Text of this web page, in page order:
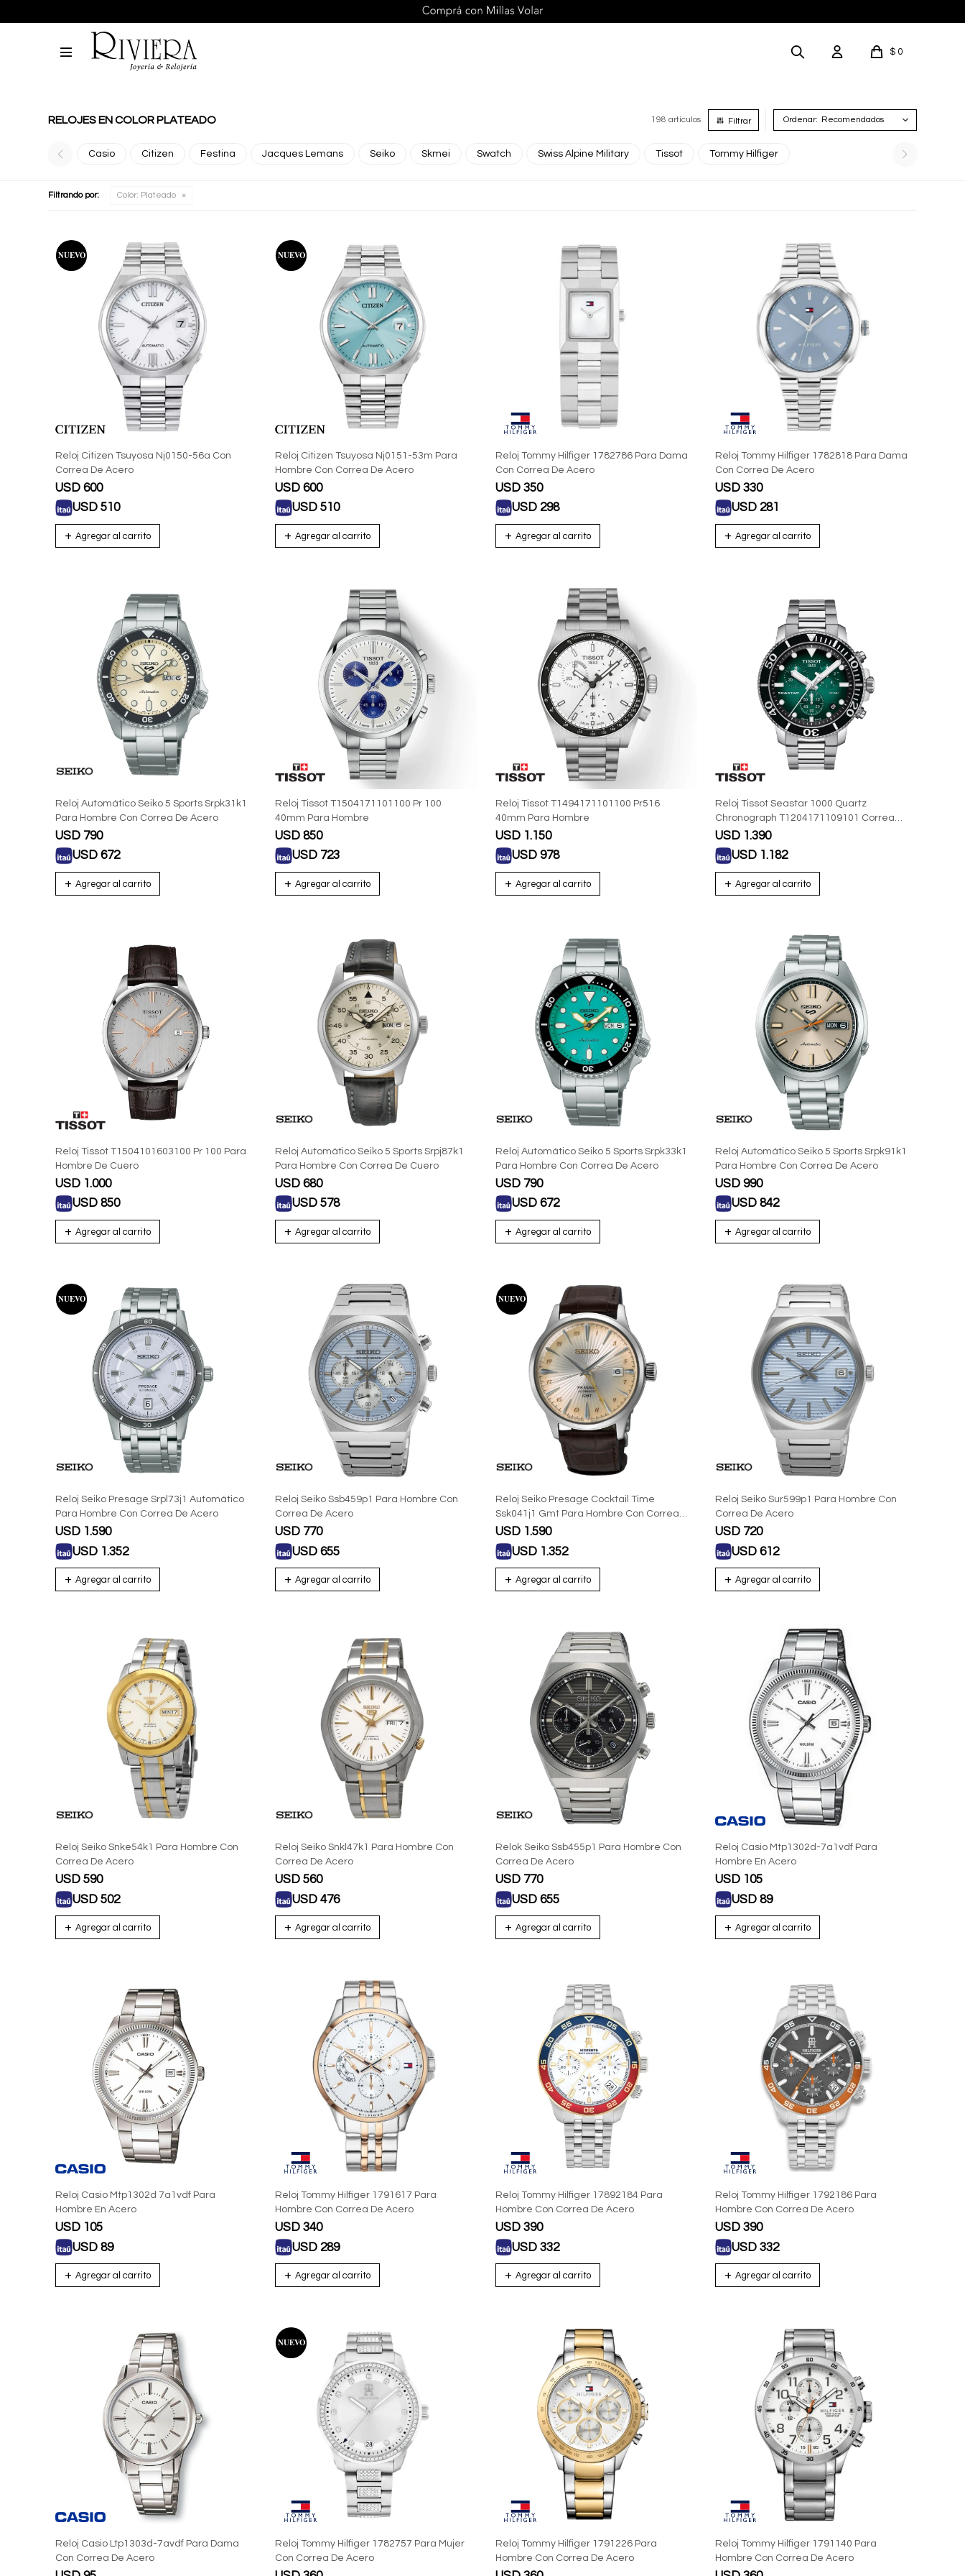
$ 0

RELOJES EN COLOR PLATEADO 198 artículos Recomendados
Casio Citizen Festina Jacques Lemans Seiko Skmei Swatch Swiss Alpine Military Tissot Tommy Hilfiger
Filtrando por: Color: Plateado
Reloj Citizen Tsuyosa Nj0150-56a Con
Correa De Acero
USD 600
USD 510
Reloj Citizen Tsuyosa Nj0151-53m Para
Hombre Con Correa De Acero
USD 600
USD 510
Reloj Tommy Hilfiger 1782786 Para Dama
Con Correa De Acero
USD 350
USD 298
Reloj Tommy Hilfiger 1782818 Para Dama
Con Correa De Acero
USD 330
USD 281
Reloj Automático Seiko 5 Sports Srpk31k1
Para Hombre Con Correa De Acero
USD 790
USD 672
Reloj Tissot T1504171101100 Pr 100
40mm Para Hombre
USD 850
USD 723
Reloj Tissot T1494171101100 Pr516
40mm Para Hombre
USD 1.150
USD 978
Reloj Tissot Seastar 1000 Quartz
Chronograph T1204171109101 Correa
Acero Para Hombre
USD 1.390
USD 1.182
Reloj Tissot T1504101603100 Pr 100 Para
Hombre De Cuero
USD 1.000
USD 850
Reloj Automático Seiko 5 Sports Srpj87k1
Para Hombre Con Correa De Cuero
USD 680
USD 578
Reloj Automático Seiko 5 Sports Srpk33k1
Para Hombre Con Correa De Acero
USD 790
USD 672
Reloj Automático Seiko 5 Sports Srpk91k1
Para Hombre Con Correa De Acero
USD 990
USD 842
Reloj Seiko Presage Srpl73j1 Automático
Para Hombre Con Correa De Acero
USD 1.590
USD 1.352
Reloj Seiko Ssb459p1 Para Hombre Con
Correa De Acero
USD 770
USD 655
Reloj Seiko Presage Cocktail Time
Ssk041j1 Gmt Para Hombre Con Correa
De Cuero
USD 1.590
USD 1.352
Reloj Seiko Sur599p1 Para Hombre Con
Correa De Acero
USD 720
USD 612
Reloj Seiko Snke54k1 Para Hombre Con
Correa De Acero
USD 590
USD 502
Reloj Seiko Snkl47k1 Para Hombre Con
Correa De Acero
USD 560
USD 476
Relok Seiko Ssb455p1 Para Hombre Con
Correa De Acero
USD 770
USD 655
Reloj Casio Mtp1302d-7a1vdf Para
Hombre En Acero
USD 105
USD 89
Reloj Casio Mtp1302d 7a1vdf Para
Hombre En Acero
USD 105
USD 89
Reloj Tommy Hilfiger 1791617 Para
Hombre Con Correa De Acero
USD 340
USD 289
Reloj Tommy Hilfiger 17892184 Para
Hombre Con Correa De Acero
USD 390
USD 332
Reloj Tommy Hilfiger 1792186 Para
Hombre Con Correa De Acero
USD 390
USD 332
Reloj Casio Ltp1303d-7avdf Para Dama
Con Correa De Acero
Reloj Tommy Hilfiger 1782757 Para Mujer
Con Correa De Acero
Reloj Tommy Hilfiger 1791226 Para
Hombre Con Correa De Acero
Reloj Tommy Hilfiger 1791140 Para
Hombre Con Correa De Acero